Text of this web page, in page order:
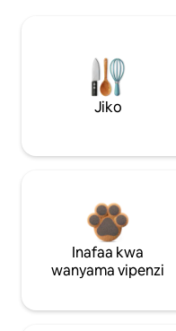
Jiko
Inafaa kwa
wanyama vipenzi